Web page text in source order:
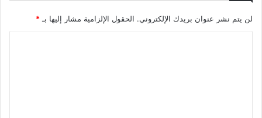
لن يتم نشر عنوان بريدك الإلكتروني. الحقول الإلزامية مشار إليها بـ*